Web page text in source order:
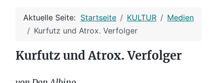
Aktuelle Seite: Startseite KULTUR
Medien
Kurfutz und Atrox. Verfolger
Kurfutz und Atrox. Verfolger